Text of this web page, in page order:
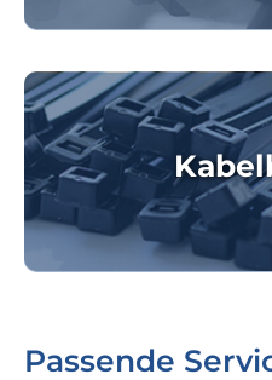
Passende